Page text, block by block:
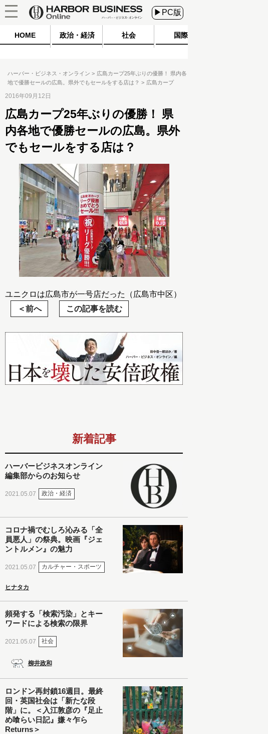
▶PC版
HOME 政治・経済 社会 国際
ハーバー・ビジネス・オンライン
広島カープ25年ぶりの優勝！ 県内各
地で優勝セールの広島。県外でもセールをする店は？
広島カープ
2016年09月12日
広島カープ25年ぶりの優勝！ 県
内各地で優勝セールの広島。県外
でもセールをする店は？
ユニクロは広島市が一号店だった（広島市中区）
前へ
この記事を読む
新着記事
ハーバービジネスオンライン
編集部からのお知らせ
2021.05.07 政治・経済
コロナ禍でむしろ沁みる「全
員悪人」の祭典。映画『ジェ
ントルメン』の魅力
2021.05.07 カルチャー・スポーツ
ヒナタカ
頻発する「検索汚染」とキー
ワードによる検索の限界
2021.05.07 社会
柳井政和
ロンドン再封鎖16週目。最終
回・英国社会は「新たな段
階」に。＜入江敦彦の『足止
め喰らい日記』嫌々乍ら
Returns＞